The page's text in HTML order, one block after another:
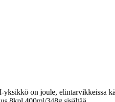
on joule, elintarvikkeissa